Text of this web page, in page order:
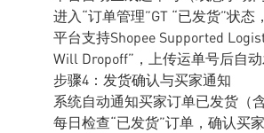
进入“订单管理”GT “已发货”状
平台支持Shopee Supported
Will Dropoff”，上传运单号后自动
步骤4：发货确认与买家通知
系统自动通知买家订单已发货（
每日检查“已发货”订单，确认买